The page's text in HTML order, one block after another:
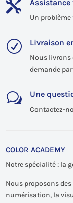

Un problème
R Livraison
Nous livrons
demande
w Une
Contactez-
COLOR ACADEMY
Notre spécialité : la
Nous proposons
numérisation, la